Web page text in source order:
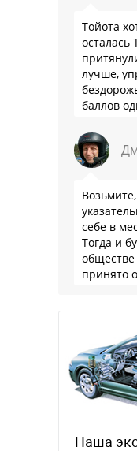
Тойота
осталась
лучше,
баллов
себе в
Тогда и
принято
Наша